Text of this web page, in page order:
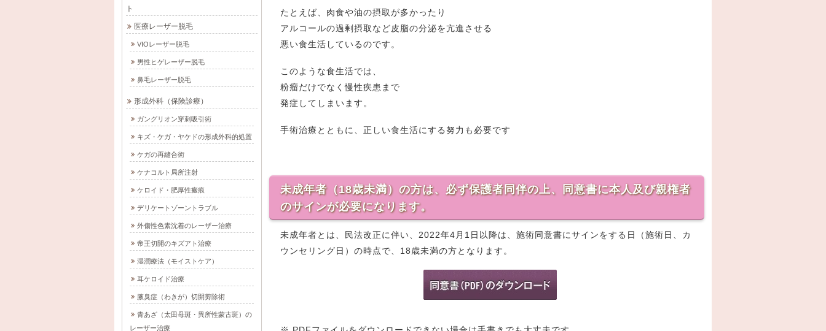
たとえば、肉食や油の摂取が多かったり
アルコールの過剰摂取など皮脂の分泌を亢進させる
悪い食生活しているのです。
このような食生活では、
粉瘤だけでなく慢性疾患まで
発症してしまいます。
手術治療とともに、正しい食生活にする努力も必要です
未成年者（18歳未満）の方は、必ず保護者同伴の上、同意書に本人及び親権者
のサインが必要になります。
未成年者とは、民法改正に伴い、2022年4月1日以降は、施術同意書にサインをする日（施術日、カ
ウンセリング日）の時点で、18歳未満の方となります。
ト
医療レーザー脱毛
VIOレーザー脱毛
男性ヒゲレーザー脱毛
鼻毛レーザー脱毛
形成外科（保険診療）
ガングリオン穿刺吸引術
キズ・ケガ・ヤケドの形成外科的処置
ケガの再縫合術
ケナコルト局所注射
ケロイド・肥厚性瘢痕
デリケートゾーントラブル
外傷性色素沈着のレーザー治療
帝王切開のキズアト治療
湿潤療法（モイストケア）
耳ケロイド治療
腋臭症（わきが）切開剪除術
青あざ（太田母斑・異所性蒙古斑）の
レーザー治療